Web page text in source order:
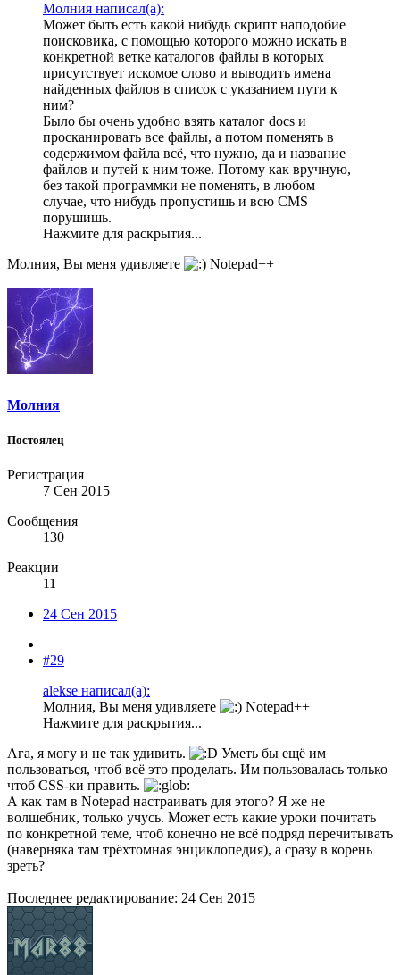
Молния написал(а):
Может быть есть какой нибудь скрипт наподобие
поисковика, с помощью которого можно искать в
конкретной ветке каталогов файлы в которых
присутствует искомое слово и выводить имена
найденных файлов в список с указанием пути к
ним?
Было бы очень удобно взять каталог docs и
просканировать все файлы, а потом поменять в
содержимом файла всё, что нужно, да и название
файлов и путей к ним тоже. Потому как вручную,
без такой программки не поменять, в любом
случае, что нибудь пропустишь и всю CMS
порушишь.
Нажмите для раскрытия...
Молния, Вы меня удивляете
Notepad++
Молния
Постоялец
Регистрация
7 Сен 2015
Сообщения
130
Реакции
11
24 Сен 2015
#29
alekse написал(а):
Молния, Вы меня удивляете
Notepad++
Нажмите для раскрытия...
Ага, я могу и не так удивить.
Уметь бы ещё им
пользоваться, чтоб всё это проделать. Им пользовалась только
чтоб CSS-ки править.
А как там в Notepad настраивать для этого? Я же не
волшебник, только учусь. Может есть какие уроки почитать
по конкретной теме, чтоб конечно не всё подряд перечитывать
(наверняка там трёхтомная энциклопедия), а сразу в корень
зреть?
Последнее редактирование: 24 Сен 2015